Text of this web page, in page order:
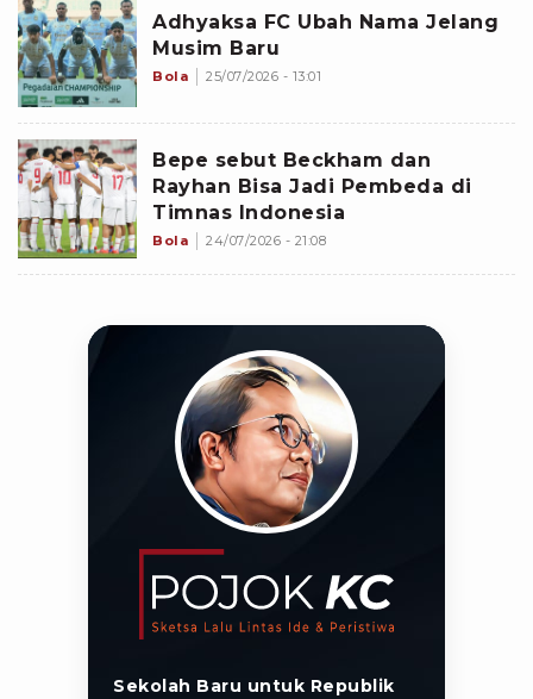
Adhyaksa FC Ubah Nama Jelang
Musim Baru
Bola 25/07/2026 - 13:01
Bepe sebut Beckham dan
Rayhan Bisa Jadi Pembeda di
Timnas Indonesia
Bola 24/07/2026 - 21:08
Sekolah Baru untuk Republik